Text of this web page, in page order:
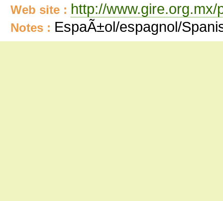
Web site : http://
Notes : EspaÃ±ol/espagnol/